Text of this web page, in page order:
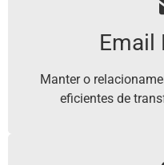
Email
Manter o
eficientes de